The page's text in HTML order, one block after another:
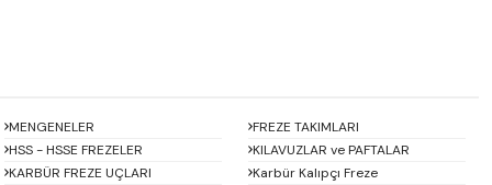
MENGENELER
FREZE TAKIMLARI
HSS - HSSE FREZELER
KILAVUZLAR ve PAFTALAR
KARBÜR FREZE UÇLARI
Karbür Kalıpçı Freze